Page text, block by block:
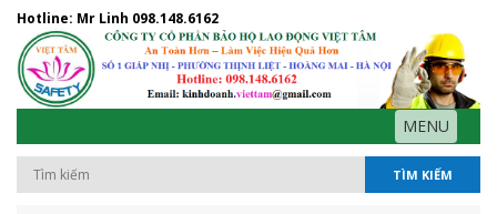
Hotline: Mr Linh 098.148.6162
MENU
TÌM KIẾM